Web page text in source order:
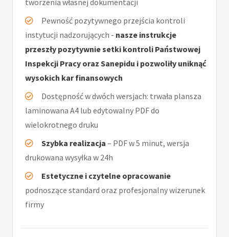
Pewność pozytywnego przejścia kontroli
instytucji nadzorujących - nasze instrukcje
przeszły pozytywnie setki kontroli Państwowej
Inspekcji Pracy oraz Sanepidu i pozwoliły uniknąć
wysokich kar finansowych
Dostępność w dwóch wersjach: trwała plansza
laminowana A4 lub edytowalny PDF do
wielokrotnego druku
Szybka realizacja – PDF w 5 minut, wersja
drukowana wysyłka w 24h
Estetyczne i czytelne opracowanie
podnoszące standard oraz profesjonalny wizerunek
firmy